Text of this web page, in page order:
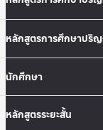
หลักสูตรการศึกษาปริ
นักศึกษา
หลักสูตรระยะสั้น